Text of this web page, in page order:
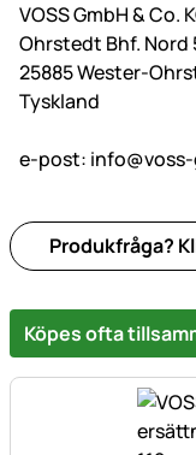
VOSS GmbH & Co.
Ohrstedt Bhf. Nord
25885 Wester-
Tyskland
e-post:
Produkfråga?
Köpes ofta